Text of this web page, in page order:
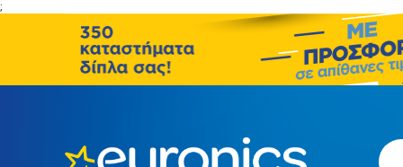
;